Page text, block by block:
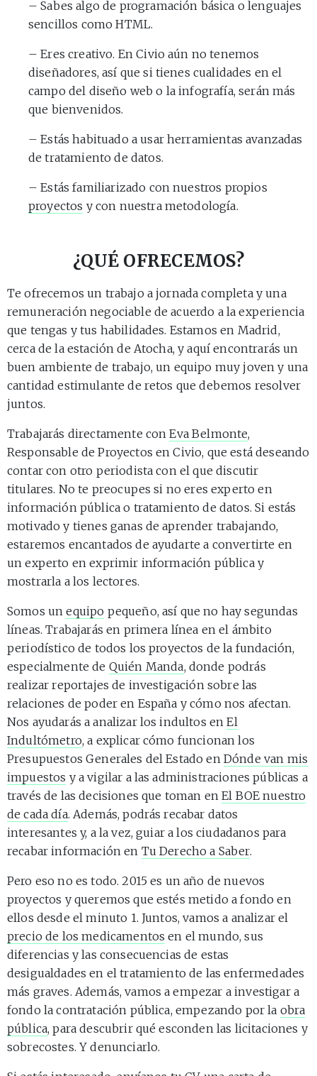
– Sabes algo de programación básica o lenguajes
sencillos como HTML.
– Eres creativo. En Civio aún no tenemos
diseñadores, así que si tienes cualidades en el
campo del diseño web o la infografía, serán más
que bienvenidos.
– Estás habituado a usar herramientas avanzadas
de tratamiento de datos.
– Estás familiarizado con nuestros propios
proyectos y con nuestra metodología.
¿QUÉ OFRECEMOS?
Te ofrecemos un trabajo a jornada completa y una
remuneración negociable de acuerdo a la experiencia
que tengas y tus habilidades. Estamos en Madrid,
cerca de la estación de Atocha, y aquí encontrarás un
buen ambiente de trabajo, un equipo muy joven y una
cantidad estimulante de retos que debemos resolver
juntos.
Trabajarás directamente conEva Belmonte,
Responsable de Proyectos en Civio, que está deseando
contar con otro periodista con el que discutir
titulares. No te preocupes si no eres experto en
información pública o tratamiento de datos. Si estás
motivado y tienes ganas de aprender trabajando,
estaremos encantados de ayudarte a convertirte en
un experto en exprimir información pública y
mostrarla a los lectores.
Somos unequipo pequeño, así que no hay segundas
líneas. Trabajarás en primera línea en el ámbito
periodístico de todos los proyectos de la fundación,
especialmente de Quién Manda, donde podrás
realizar reportajes de investigación sobre las
relaciones de poder en España y cómo nos afectan.
Nos ayudarás a analizar los indultos enEl
Indultómetro, a explicar cómo funcionan los
Presupuestos Generales del Estado en Dónde van mis
impuestos y a vigilar a las administraciones públicas a
través de las decisiones que toman enEl BOE nuestro
de cada día. Además, podrás recabar datos
interesantes y, a la vez, guiar a los ciudadanos para
recabar información en Tu Derecho a Saber.
Pero eso no es todo. 2015 es un año de nuevos
proyectos y queremos que estés metido a fondo en
ellos desde el minuto 1. Juntos, vamos a analizar el
precio de los medicamentos en el mundo, sus
diferencias y las consecuencias de estas
desigualdades en el tratamiento de las enfermedades
más graves. Además, vamos a empezar a investigar a
fondo la contratación pública, empezando por la obra
pública, para descubrir qué esconden las licitaciones y
sobrecostes. Y denunciarlo.